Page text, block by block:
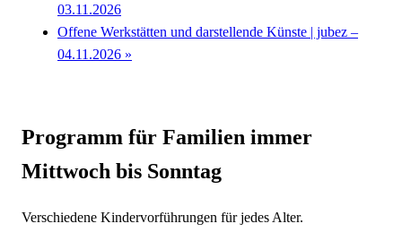
03.11.2026
Offene Werkstätten und darstellende Künste | jubez –
04.11.2026 »
Programm für Familien immer
Mittwoch bis Sonntag
Verschiedene Kindervorführungen für jedes Alter.